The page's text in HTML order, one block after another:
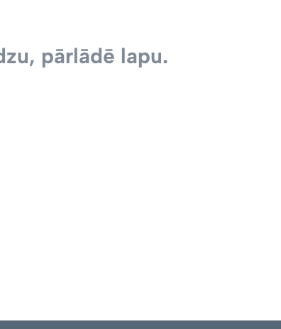
pārlādē lapu.